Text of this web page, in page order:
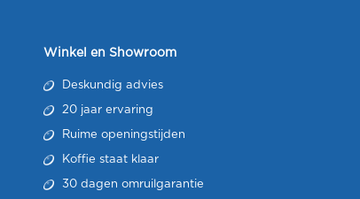
Winkel en Showroom
Deskundig advies
20 jaar ervaring
Ruime openingstijden
Koffie staat klaar
30 dagen omruilgarantie